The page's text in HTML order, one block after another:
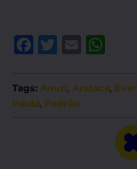
Facebook
Twitter
Email
Tags: Anuri, Arataca,
Pauta, Pedrão